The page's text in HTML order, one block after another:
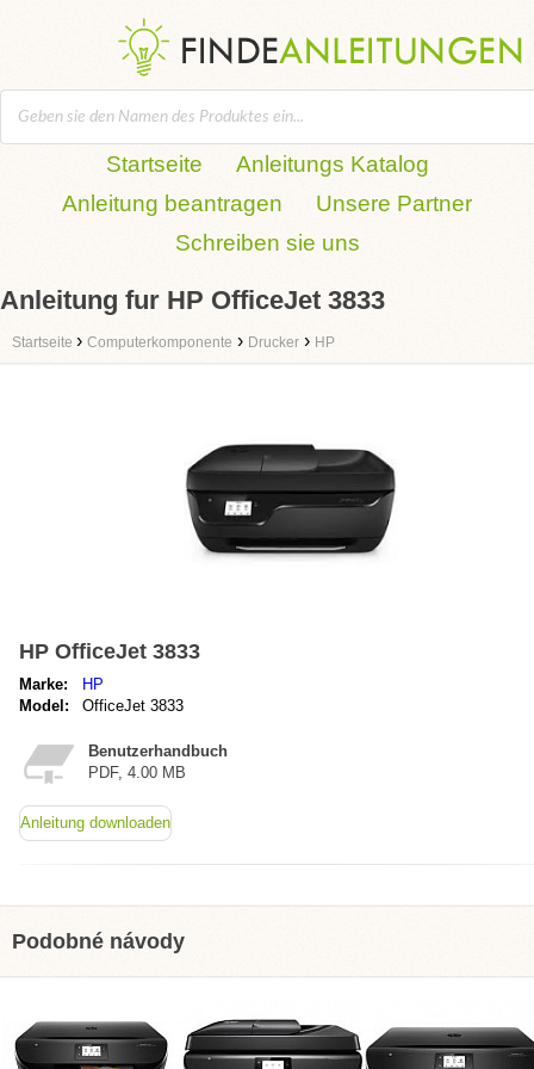
Startseite
Anleitungs Katalog
Anleitung beantragen
Unsere Partner
Schreiben sie uns
Anleitung fur HP OfficeJet 3833
Startseite › Computerkomponente › Drucker › HP
HP OfficeJet 3833
Marke:
HP
Model:
OfficeJet 3833
Benutzerhandbuch
PDF, 4.00 MB
Anleitung downloaden
Podobné návody